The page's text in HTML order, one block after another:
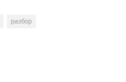
разбор